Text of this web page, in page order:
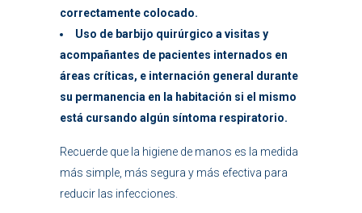
correctamente colocado.
Uso de barbijo quirúrgico a visitas y
acompañantes de pacientes internados en
áreas críticas, e internación general durante
su permanencia en la habitación si el mismo
está cursando algún síntoma respiratorio.
Recuerde que la higiene de manos es la medida
más simple, más segura y más efectiva para
reducir las infecciones.